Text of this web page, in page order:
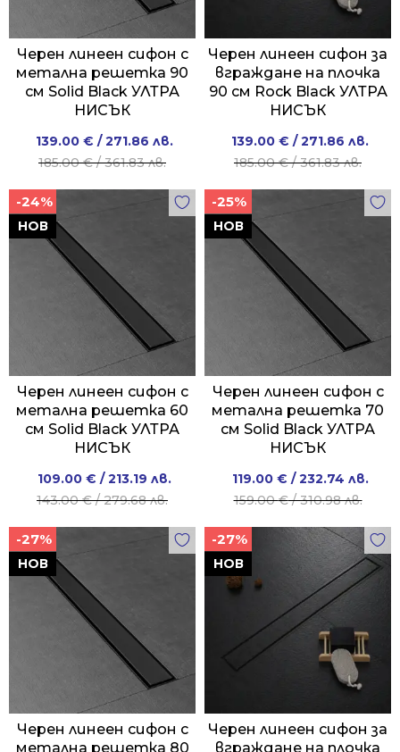
Черен линеен сифон с
метална решетка 90
см Solid Black УЛТРА
НИСЪК
185.00€/ 361.83 лв.
Original
price
139.00 € / 271.86 лв.
Current
price
Черен линеен сифон за
вграждане на плочка
90 см Rock Black УЛТРА
НИСЪК
185.00€/ 361.83 лв.
Original
price
139.00 € / 271.86 лв.
Current
price
НОВ
-24%
Черен линеен сифон с
метална решетка 60
см Solid Black УЛТРА
НИСЪК
143.00€/ 279.68 лв.
Original
price
109.00 € / 213.19 лв.
Current
price
НОВ
-25%
Черен линеен сифон с
метална решетка 70
см Solid Black УЛТРА
НИСЪК
159.00€/ 310.98 лв.
Original
price
159.00 €
/
310.98 лв..
119.00 € / 232.74 лв.
Current
price
119.00 €
/
232.74 лв..
НОВ
-27%
Черен линеен сифон с
метална решетка 80
НОВ
-27%
Черен линеен сифон за
вграждане на плочка